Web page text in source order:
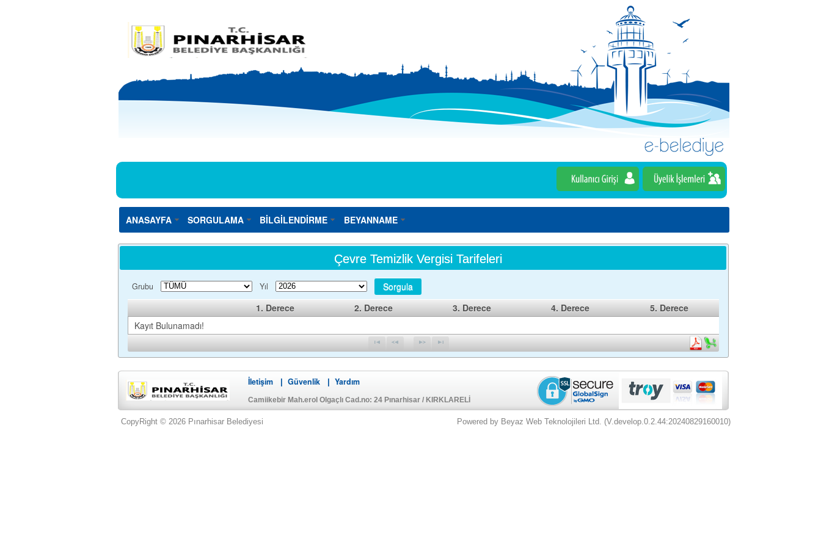
ANASAYFA SORGULAMA BİLGİLENDİRME BEYANNAME
Çevre Temizlik Vergisi Tarifeleri
Grubu Yıl
Sorgula
1. Derece
2. Derece 3. Derece 4. Derece
5. Derece
Kayıt Bulunamadı!
İletişim Güvenlik Yardım
Camiikebir Mah.erol Olgaçlı Cad.no: 24 Pınarhisar / KIRKLARELİ
CopyRight © 2026 Pınarhisar Belediyesi Powered by Beyaz Web Teknolojileri Ltd. (V.develop.0.2.44:20240829160010)